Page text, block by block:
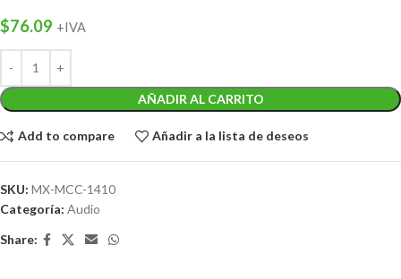
$76.09 +IVA
AÑADIR AL CARRITO
Add to compare Añadir a la lista de deseos
SKU: MX-MCC-1410
Categoría: Audio
Share: